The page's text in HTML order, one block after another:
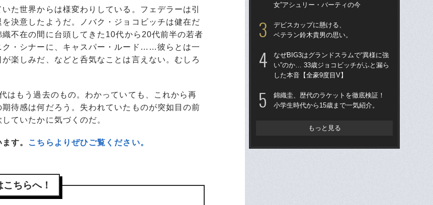
た世界からは様変わりしている。フェデラーは引
決意したようだ。ノバク・ジョコビッチは健在だ
不在の間に台頭してきた10代から20代前半の若者
ク・シナーに、キャスパー・ルード……彼らとは一
楽しみだ、などと呑気なことは言えない。むしろ
もう過去のもの。わかっていても、これから再
待感は何だろう。失われていたものが突如目の前
ていたかに気づくのだ。
す。 こちらよりぜひご覧ください。
こちらへ！
女”アシュリー・バーティの今
デビスカップに懸ける、
ベテラン鈴木貴男の思い。
なぜBIG3はグランドスラムで“異様に強
い”のか… 33歳ジョコビッチがふと漏ら
した本音【全豪9度目V】
錦織圭、歴代のラケットを徹底検証！
小学生時代から15歳まで一気紹介。
もっと見る